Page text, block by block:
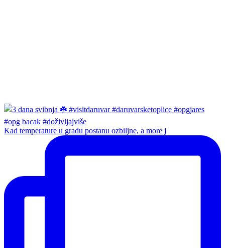
Kad temperature u gradu postanu ozbiljne, a more j